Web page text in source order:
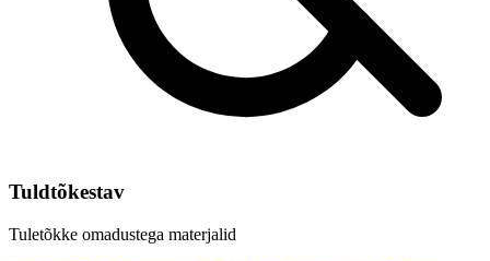
Tuldtõkestav
Tuletõkke omadustega materjalid